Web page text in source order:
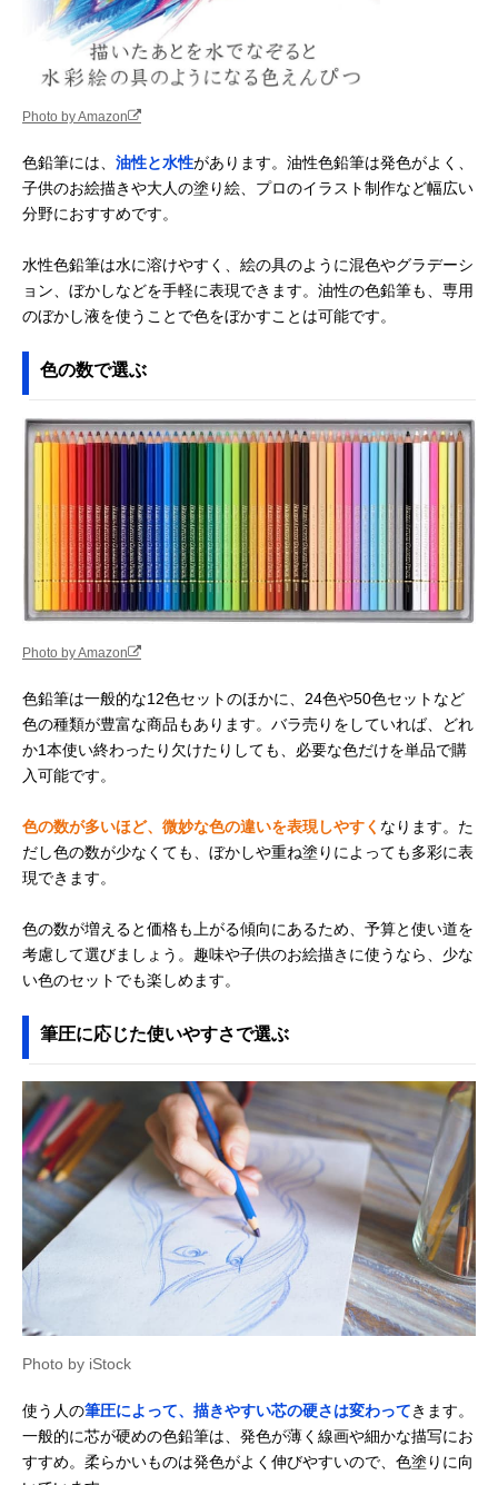
Photo by Amazon
色鉛筆には、 油性と水性があります。油性色鉛筆は発色がよく、
子供のお絵描きや大人の塗り絵、プロのイラスト制作など幅広い
分野におすすめです。
水性色鉛筆は水に溶けやすく、絵の具のように混色やグラデーシ
ョン、ぼかしなどを手軽に表現できます。油性の色鉛筆も、専用
のぼかし液を使うことで色をぼかすことは可能です。
色の数で選ぶ
Photo by Amazon
色鉛筆は一般的な12色セットのほかに、24色や50色セットなど
色の種類が豊富な商品もあります。バラ売りをしていれば、どれ
か1本使い終わったり欠けたりしても、必要な色だけを単品で購
入可能です。
色の数が多いほど、微妙な色の違いを表現しやすく なります。た
だし色の数が少なくても、ぼかしや重ね塗りによっても多彩に表
現できます。
色の数が増えると価格も上がる傾向にあるため、予算と使い道を
考慮して選びましょう。趣味や子供のお絵描きに使うなら、少な
い色のセットでも楽しめます。
筆圧に応じた使いやすさで選ぶ
Photo by iStock
使う人の筆圧によって、描きやすい芯の硬さは変わってきます。
一般的に芯が硬めの色鉛筆は、発色が薄く線画や細かな描写にお
すすめ。柔らかいものは発色がよく伸びやすいので、色塗りに向